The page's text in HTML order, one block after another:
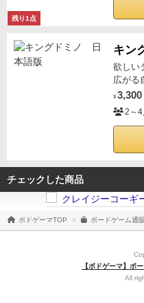
残り1点
キン
欲しい
広がる
¥ 3,300
2～4
チェックした商品
ボドゲーマTOP ボードゲーム通販
【ボドゲーマ】ボ
All